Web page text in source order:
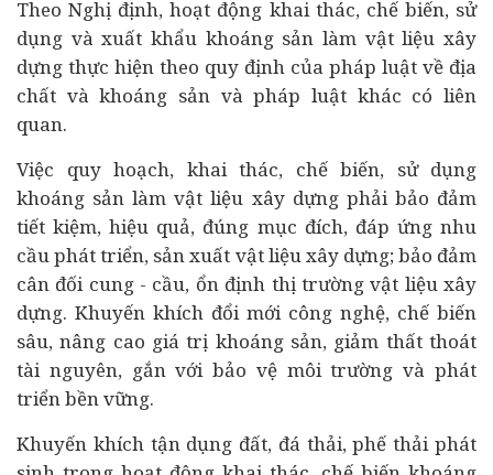
Theo Nghị định, hoạt động khai thác, chế biến, sử
dụng và xuất khẩu khoáng sản làm vật liệu xây
dựng thực hiện theo quy định của pháp luật về địa
chất và khoáng sản và pháp luật khác có liên
quan.
Việc quy hoạch, khai thác, chế biến, sử dụng
khoáng sản làm vật liệu xây dựng phải bảo đảm
tiết kiệm, hiệu quả, đúng mục đích, đáp ứng nhu
cầu phát triển, sản xuất vật liệu xây dựng; bảo đảm
cân đối cung - cầu, ổn định thị trường vật liệu xây
dựng. Khuyến khích đổi mới công nghệ, chế biến
sâu, nâng cao giá trị khoáng sản, giảm thất thoát
tài nguyên, gắn với bảo vệ môi trường và phát
triển bền vững.
Khuyến khích tận dụng đất, đá thải, phế thải phát